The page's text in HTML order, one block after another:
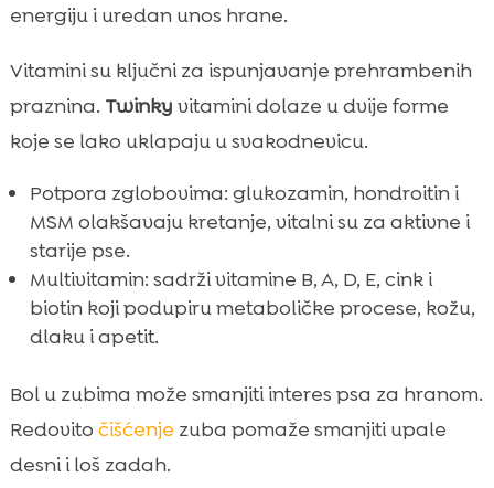
energiju i uredan unos hrane.
Vitamini su ključni za ispunjavanje prehrambenih
praznina. Twinky vitamini dolaze u dvije forme
koje se lako uklapaju u svakodnevicu.
Potpora zglobovima: glukozamin, hondroitin i
MSM olakšavaju kretanje, vitalni su za aktivne i
starije pse.
Multivitamin: sadrži vitamine B, A, D, E, cink i
biotin koji podupiru metaboličke procese, kožu,
dlaku i apetit.
Bol u zubima može smanjiti interes psa za hranom.
Redovito čišćenje zuba pomaže smanjiti upale
desni i loš zadah.